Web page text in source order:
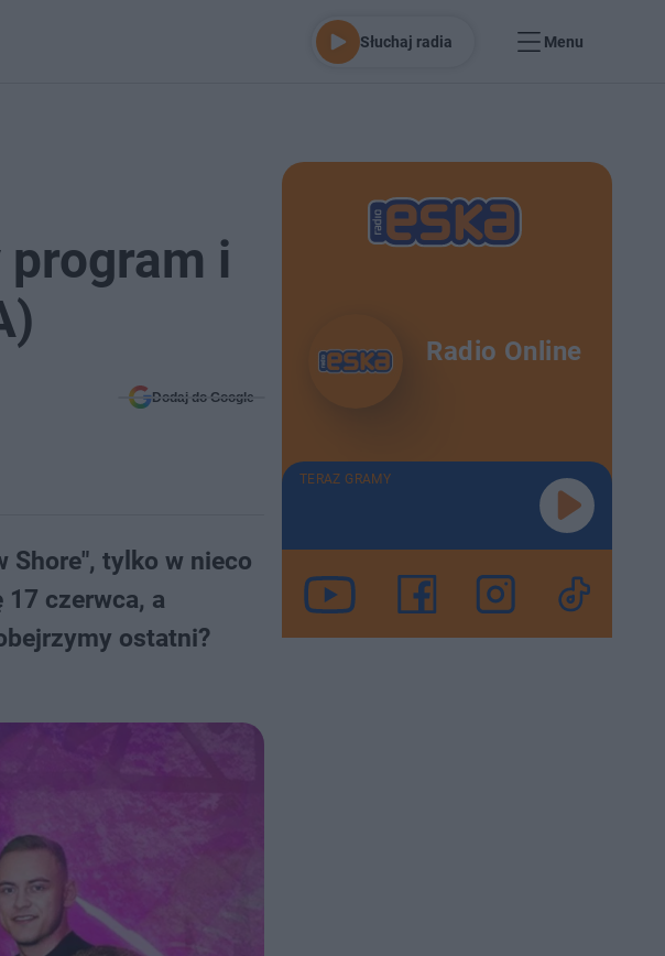
Słuchaj radia Menu
i
Dodaj do Google
Shore", tylko w nieco
17 czerwca, a
ostatni?
Radio Online
TERAZ GRAMY